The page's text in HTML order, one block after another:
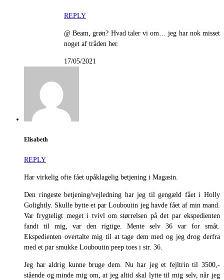
REPLY
@ Beam, grøn? Hvad taler vi om… jeg har nok misset
noget af tråden her.
17/05/2021
Elisabeth
REPLY
Har virkelig ofte fået upåklagelig betjening i Magasin.
Den ringeste betjening/vejledning har jeg til gengæld fået i Holly
Golightly. Skulle bytte et par Louboutin jeg havde fået af min mand.
Var frygteligt meget i tvivl om størrelsen på det par ekspedienten
fandt til mig, var den rigtige. Mente selv 36 var for småt.
Ekspedienten overtalte mig til at tage dem med og jeg drog derfra
med et par smukke Louboutin peep toes i str. 36.
Jeg har aldrig kunne bruge dem. Nu har jeg et fejltrin til 3500,-
stående og minde mig om, at jeg altid skal lytte til mig selv, når jeg